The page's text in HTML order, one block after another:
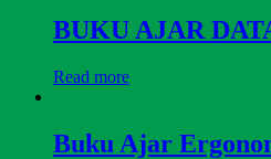
BUKU AJAR
Read more
Buku Ajar